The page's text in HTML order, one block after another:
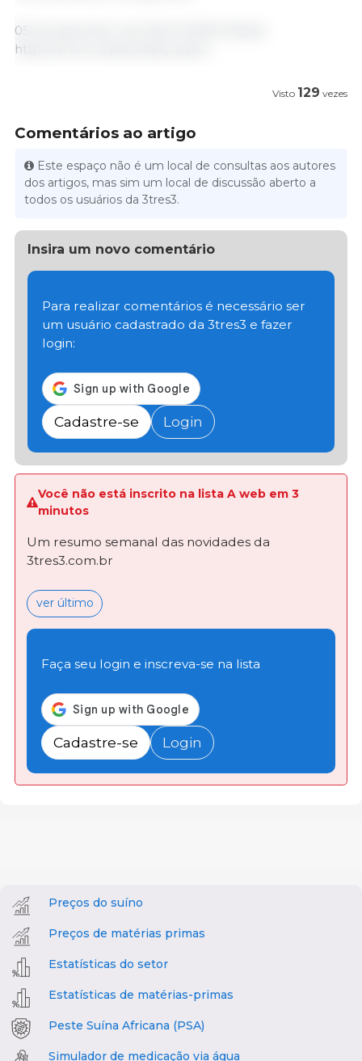
05 de dezembro de 2022 /CEPEA /Brasil.
https://www.cepea.esalq.usp.br
Visto 129 vezes
Comentários ao artigo
Este espaço não é um local de consultas aos autores
dos artigos, mas sim um local de discussão aberto a
todos os usuários da 3tres3.
Insira um novo comentário
Para realizar comentários é necessário ser
um usuário cadastrado da 3tres3 e fazer
login:
Cadastre-se Login
Você não está inscrito na lista A web em 3
minutos
Um resumo semanal das novidades da
3tres3.com.br
ver último
Faça seu login e inscreva-se na lista
Cadastre-se Login
Preços do suíno
Preços de matérias primas
Estatísticas do setor
Estatísticas de matérias-primas
Peste Suína Africana (PSA)
Simulador de medicação via água